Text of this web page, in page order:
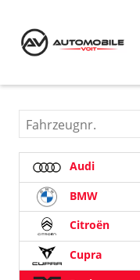
Fahrzeugnr.
Audi
BMW
Citroën
Cupra